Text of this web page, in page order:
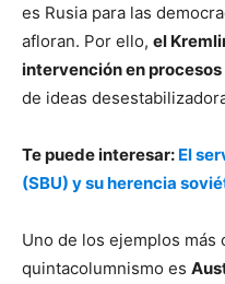
es Rusia para las
afloran. Por ello, el
intervención en
de ideas
Te puede interesar: El
(SBU) y su herencia
Uno de los ejemplos más
quintacolumnismo es